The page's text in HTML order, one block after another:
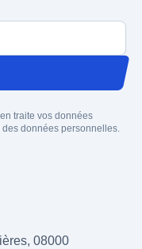
traite vos données
données personnelles.
08000